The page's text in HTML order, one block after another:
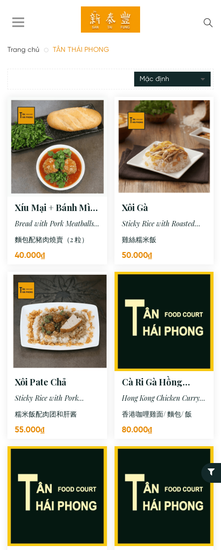
Trang chủ TÂN THÁI PHONG
Xíu Mại + Bánh Mì -
2 Viên
Bread with Pork Meatballs
(2 Pcs)
麵包配豬肉燒賣（2 粒）
40.000₫
Xôi Gà
Sticky Rice with Roasted
雞絲糯米飯
50.000₫
Xôi Pate Chả
Sticky Rice with Pork
Bologna Pate
糯米飯配肉团和肝酱
55.000₫
Cà Ri Gà Hồng
Kông + Mì/ Bánh
Mì/ Cơm
Hong Kong Chicken Curry +
Noodles/ Bread / Rice
香港咖哩雞面/ 麵包/ 飯
80.000₫